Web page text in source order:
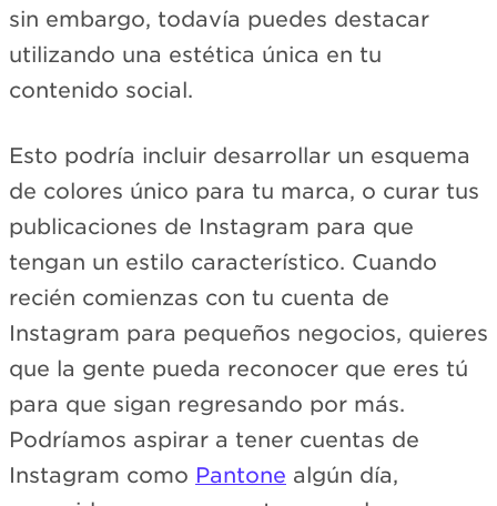
sin embargo, todavía puedes destacar
utilizando una estética única en tu
contenido social.
Esto podría incluir desarrollar un esquema
de colores único para tu marca, o curar tus
publicaciones de Instagram para que
tengan un estilo característico. Cuando
recién comienzas con tu cuenta de
Instagram para pequeños negocios, quieres
que la gente pueda reconocer que eres tú
para que sigan regresando por más.
Podríamos aspirar a tener cuentas de
Instagram como Pantone algún día,